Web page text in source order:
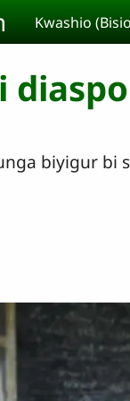
Kwashio
biyigur bi